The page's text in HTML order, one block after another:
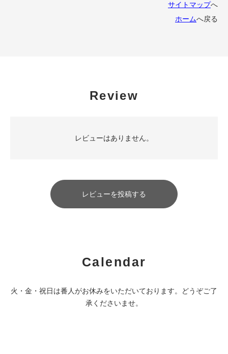
サイトマップへ
ホームへ戻る
Review
レビューはありません。
レビューを投稿する
Calendar
火・金・祝日は番人がお休みをいただいております。どうぞご了
承くださいませ。